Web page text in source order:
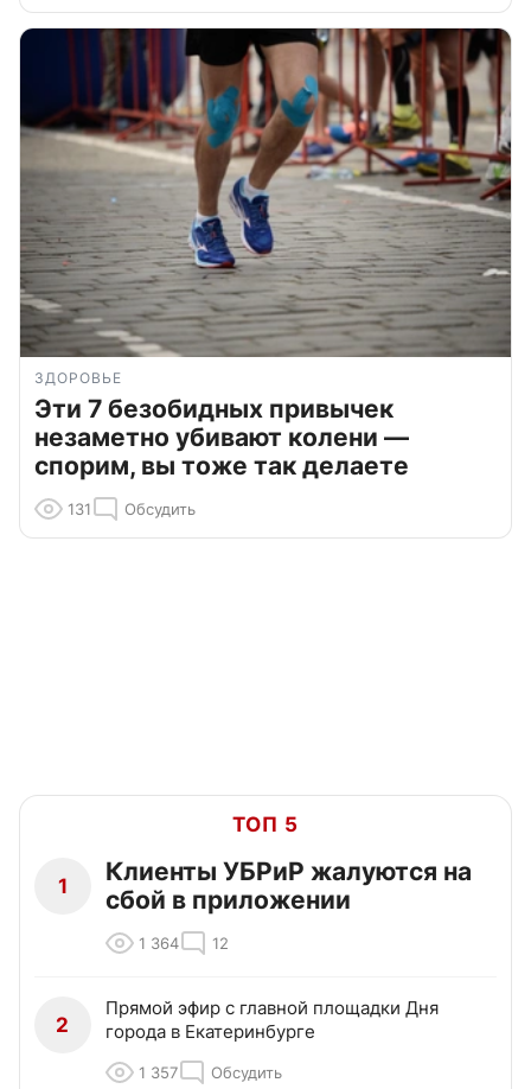
ЗДОРОВЬЕ
Эти 7 безобидных привычек
незаметно убивают колени —
спорим, вы тоже так делаете
131 Обсудить
ТОП 5
1
Клиенты УБРиР жалуются на
сбой в приложении
1 364 12
2
Прямой эфир с главной площадки Дня
города в Екатеринбурге
1 357 Обсудить